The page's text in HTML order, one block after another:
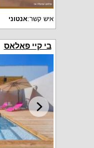
איש קשר:אנטוני
בי קיי פאלאס